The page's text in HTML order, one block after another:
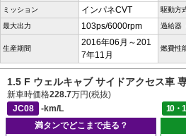
ミッション インパネCVT 駆動方
最大出力 103ps/6000rpm 過給器
生産期間
2016年06月～201
7年11月
燃費性
1.5 F ウェルキャブ サイドアクセス車
新車時価格228.7万円(税抜)
JC08
-km/L 10・
満タンでどこまで走る？